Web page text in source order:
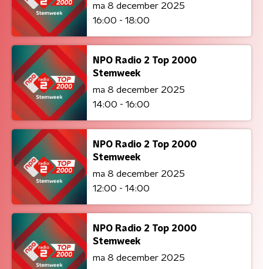
ma 8 december 2025
16:00 - 18:00
NPO Radio 2 Top 2000
Stemweek
ma 8 december 2025
14:00 - 16:00
NPO Radio 2 Top 2000
Stemweek
ma 8 december 2025
12:00 - 14:00
NPO Radio 2 Top 2000
Stemweek
ma 8 december 2025